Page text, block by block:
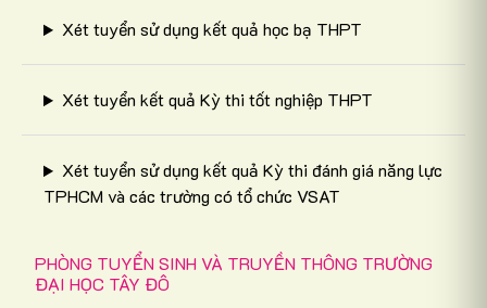
Xét tuyển sử dụng kết quả học bạ THPT
Xét tuyển kết quả Kỳ thi tốt nghiệp THPT
Xét tuyển sử dụng kết quả Kỳ thi đánh giá năng lực
TPHCM và các trường có tổ chức VSAT
PHÒNG TUYỂN SINH VÀ TRUYỀN THÔNG TRƯỜNG
ĐẠI HỌC TÂY ĐÔ